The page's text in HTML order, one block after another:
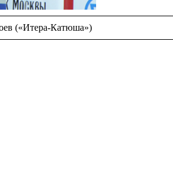
(«Итера-Катюша»)